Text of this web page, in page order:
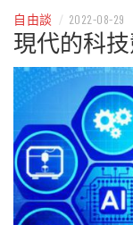
自由談 / 2022-08-29
現代的科